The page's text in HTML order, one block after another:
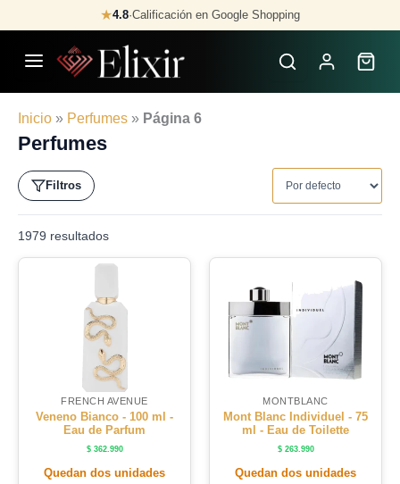
to
content
★4.8·Calificación en Google Shopping
Inicio » Perfumes » Página 6
Perfumes
Filtros
1979 resultados
FRENCH AVENUE
Veneno Bianco - 100 ml -
Eau de Parfum
$362.990
Quedan dos unidades
MONTBLANC
Mont Blanc Individuel - 75
ml - Eau de Toilette
$263.990
Quedan dos unidades